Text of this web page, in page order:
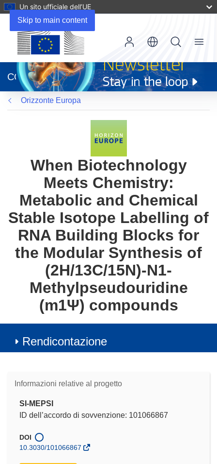
Skip to main content
Un sito ufficiale dell’UE
apre
in
una
nuova
finestra)
CORDIS
Menu
Orizzonte Europa
When Biotechnology
Meets Chemistry:
Metabolic and Chemical
Stable Isotope Labelling of
RNA Building Blocks for
the Modular Synthesis of
(2H/13C/15N)-N1-
Methylpseudouridine
(m1Ψ) compounds
Rendicontazione
Informazioni relative al progetto
SI-MEPSI
ID dell’accordo di sovvenzione: 101066867
DOI
10.3030/101066867